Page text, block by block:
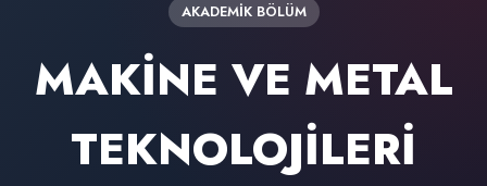
AKADEMIK BÖLÜM
MAKİNE VE METAL
TEKNOLOJİLERİ